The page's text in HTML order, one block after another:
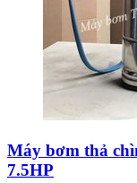
Máy bơm thả
7.5HP